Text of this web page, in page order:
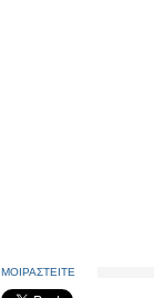
ΜΟΙΡΑΣΤΕΙΤΕ